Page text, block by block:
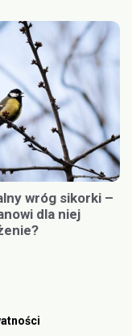
wróg sikorki –
dla niej